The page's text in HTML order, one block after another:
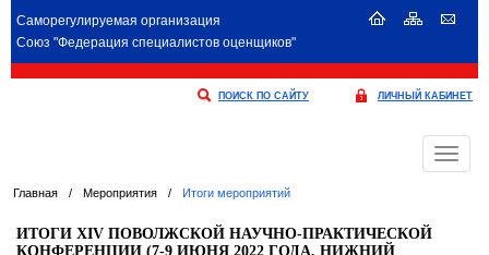
Саморегулируемая организация
Союз "Федерация специалистов оценщиков"
ПОИСК ПО САЙТУ ЛИЧНЫЙ КАБИНЕТ
Меню
Главная / Мероприятия / Итоги мероприятий
ИТОГИ XIV ПОВОЛЖСКОЙ НАУЧНО-ПРАКТИЧЕСКОЙ
КОНФЕРЕНЦИИ (7-9 ИЮНЯ 2022 ГОДА, НИЖНИЙ